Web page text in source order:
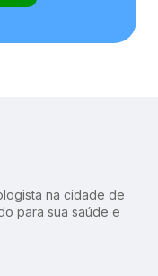
na cidade de
para sua saúde e